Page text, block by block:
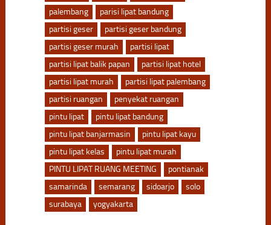
palembang
parisi lipat bandung
partisi geser
partisi geser bandung
partisi geser murah
partisi lipat
partisi lipat balik papan
partisi lipat hotel
partisi lipat murah
partisi lipat palembang
partisi ruangan
penyekat ruangan
pintu lipat
pintu lipat bandung
pintu lipat banjarmasin
pintu lipat kayu
pintu lipat kelas
pintu lipat murah
PINTU LIPAT RUANG MEETING
pontianak
samarinda
semarang sidoarjo
solo
surabaya
yogyakarta